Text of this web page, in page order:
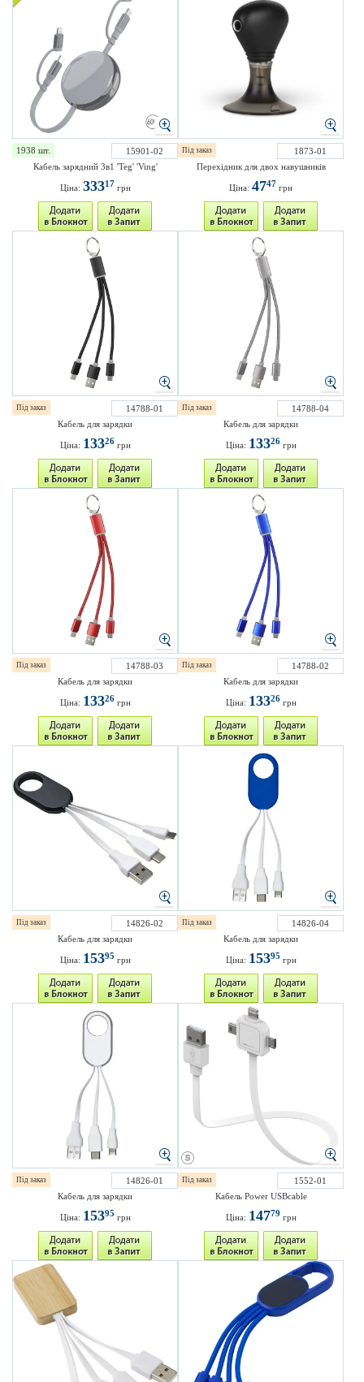
1938 шт.
15901-02
Кабель зарядний 3в1 'Teg' 'Ving'
Ціна: 33317 грн
Під заказ
1873-01
Перехідник для двох навушників
Ціна: 4747 грн
Під заказ
14788-01
Кабель для зарядки
Ціна: 13326грн
Під заказ
14788-04
Кабель для зарядки
Ціна: 13326грн
Під заказ
14788-03
Кабель для зарядки
Ціна: 13326грн
Під заказ
14788-02
Кабель для зарядки
Ціна: 13326грн
Під заказ
14826-02
Кабель для зарядки
Ціна: 15395 грн
Під заказ
14826-04
Кабель для зарядки
Ціна: 15395 грн
Під заказ
14826-01
Кабель для зарядки
Ціна: 15395 грн
Під заказ
1552-01
Кабель Power USBcable
Ціна: 14779 грн